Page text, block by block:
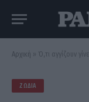
Αρχική » Ό,τι αγγίζουν
ΖΏΔΙΑ